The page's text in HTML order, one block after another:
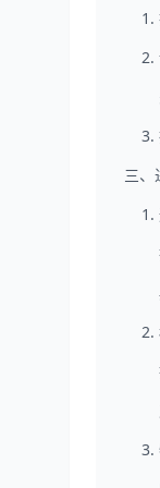
1.
2.
3.
三、
1.
2.
3.